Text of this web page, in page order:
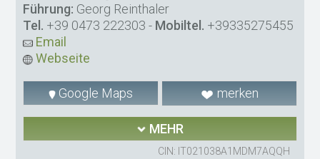
Führung: Georg Reinthaler
Tel. +39 0473 222303 - Mobiltel. +39335275455
Email
Webseite
Google Maps merken
MEHR
CIN: IT021038A1MDM7AQQH